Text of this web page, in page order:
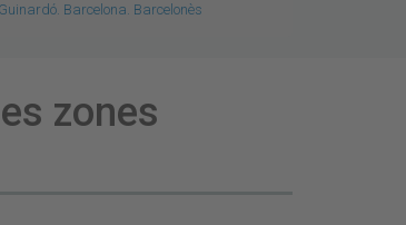
Barcelona. Barcelonès
zones